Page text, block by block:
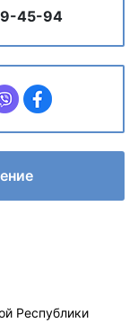
45-94
Республики